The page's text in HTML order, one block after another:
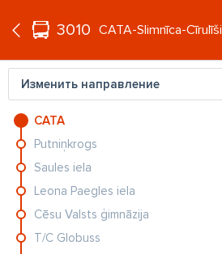
RU
3010 CATA-Slimnīca-
Изменить направление
CATA
Putniņkrogs
Saules iela
Leona Paegles iela
Cēsu Valsts ģimnāzija
T/C Globuss